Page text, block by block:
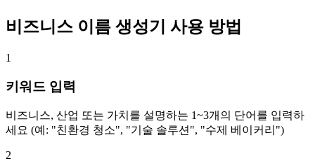
비즈니스 이름 생성기 사용 방법
1
키워드 입력
비즈니스, 산업 또는 가치를 설명하는 1~3개의 단어를 입력하
세요 (예: "친환경 청소", "기술 솔루션", "수제 베이커리")
2